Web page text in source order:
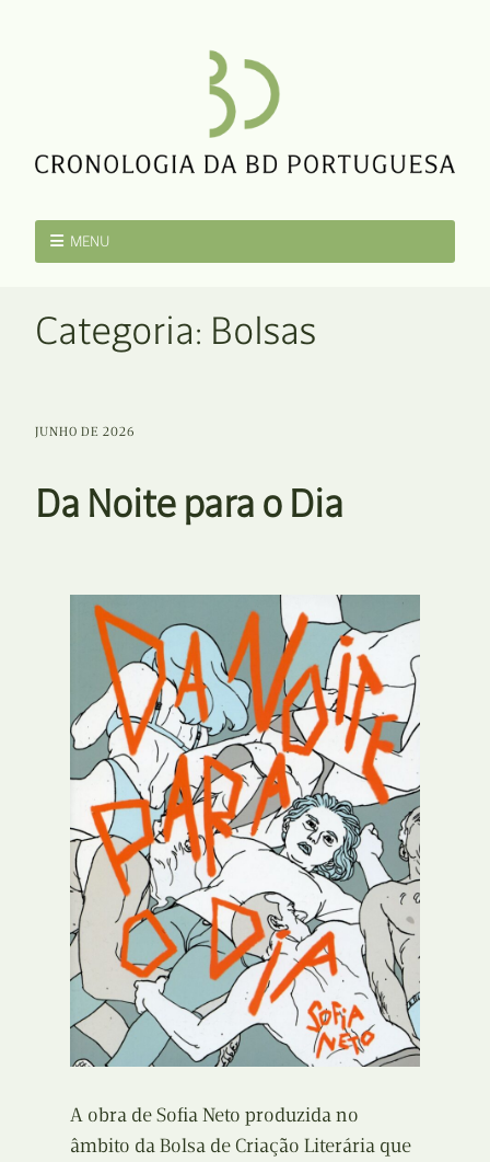
MENU
Categoria: Bolsas
JUNHO DE 2026
Da Noite para o Dia
A obra de Sofia Neto produzida no
âmbito da Bolsa de Criação Literária que